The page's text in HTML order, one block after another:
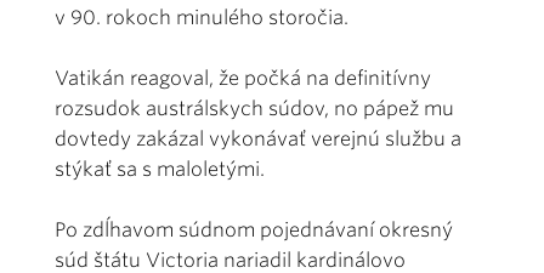
v 90. rokoch minulého storočia.
Vatikán reagoval, že počká na definitívny
rozsudok austrálskych súdov, no pápež mu
dovtedy zakázal vykonávať verejnú službu a
stýkať sa s maloletými.
Po zdĺhavom súdnom pojednávaní okresný
súd štátu Victoria nariadil kardinálovo